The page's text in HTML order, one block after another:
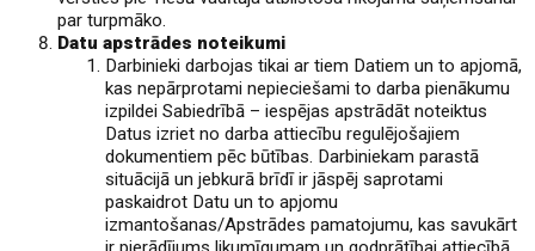
par turpmāko.
Datu apstrādes noteikumi
Darbinieki darbojas tikai ar tiem Datiem un to apjomā,
kas nepārprotami nepieciešami to darba pienākumu
izpildei Sabiedrībā – iespējas apstrādāt noteiktus
Datus izriet no darba attiecību regulējošajiem
dokumentiem pēc būtības. Darbiniekam parastā
situācijā un jebkurā brīdī ir jāspēj saprotami
paskaidrot Datu un to apjomu
izmantošanas/Apstrādes pamatojumu, kas savukārt